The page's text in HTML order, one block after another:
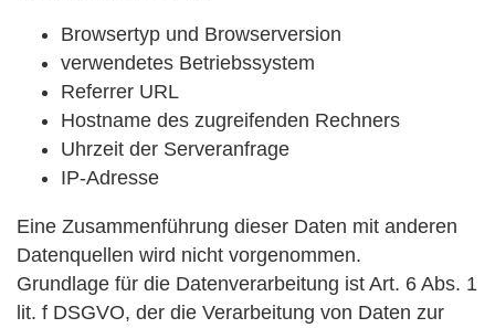
Browsertyp und Browserversion
verwendetes Betriebssystem
Referrer URL
Hostname des zugreifenden Rechners
Uhrzeit der Serveranfrage
IP-Adresse
Eine Zusammenführung dieser Daten mit anderen
Datenquellen wird nicht vorgenommen.
Grundlage für die Datenverarbeitung ist Art. 6 Abs. 1
lit. f DSGVO, der die Verarbeitung von Daten zur